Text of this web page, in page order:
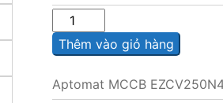
lượng
Thêm vào giỏ hàng
Aptomat MCCB